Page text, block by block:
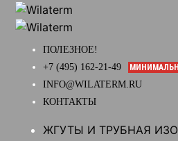
ПОЛЕЗНОЕ!
+7 (495) 162-21-49
INFO@WILATERM.RU
КОНТАКТЫ
ЖГУТЫ И ТРУБНАЯ